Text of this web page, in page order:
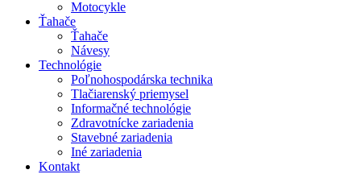
Motocykle
Ťahače
Ťahače
Návesy
Technológie
Poľnohospodárska technika
Tlačiarenský priemysel
Informačné technológie
Zdravotnícke zariadenia
Stavebné zariadenia
Iné zariadenia
Kontakt